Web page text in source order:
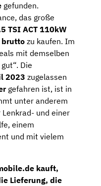
gefunden.
das große
TSI ACT 110kW
brutto zu kaufen. Im
mit demselben
Die
2023 zugelassen
gefahren ist, ist in
unter anderem
und einer
einem
und mit vielem
kauft,
Lieferung, die